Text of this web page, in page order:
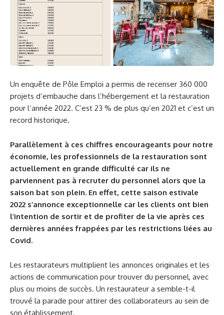
Un enquête de Pôle Emploi a permis de recenser 360 000
projets d’embauche dans l’hébergement et la restauration
pour l’année 2022. C’est 23 % de plus qu’en 2021 et c’est un
record historique.
Parallèlement à ces chiffres encourageants pour notre
économie, les professionnels de la restauration sont
actuellement en grande difficulté car ils ne
parviennent pas à recruter du personnel alors que la
saison bat son plein. En effet, cette saison estivale
2022 s’annonce exceptionnelle car les clients ont bien
l’intention de sortir et de profiter de la vie après ces
dernières années frappées par les restrictions liées au
Covid.
Les restaurateurs multiplient les annonces originales et les
actions de communication pour trouver du personnel, avec
plus ou moins de succès. Un restaurateur a semble-t-il
trouvé la parade pour attirer des collaborateurs au sein de
son établissement.